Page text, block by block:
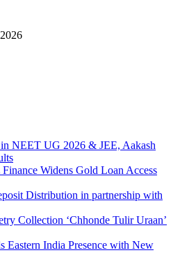
NEET UG 2026 & JEE, Aakash
Widens Gold Loan Access
Distribution in partnership with
Collection ‘Chhonde Tulir Uraan’
Eastern India Presence with New